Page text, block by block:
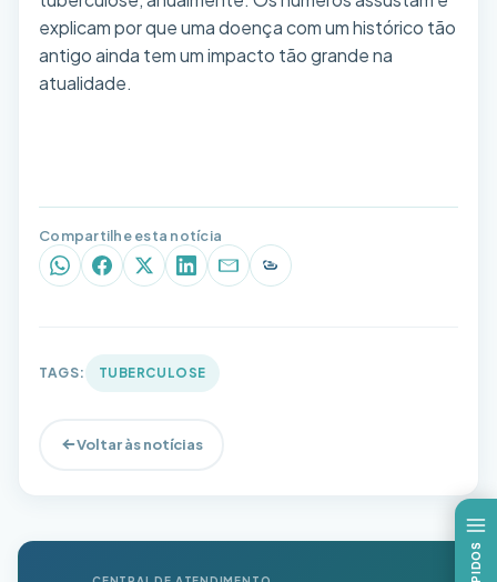
explicam por que uma doença com um histórico tão
antigo ainda tem um impacto tão grande na
atualidade.
Compartilhe esta notícia
WhatsAppFacebookX (Twitter)
LinkedInE-mailCopiar link
TAGS: TUBERCULOSE
Voltar às notícias